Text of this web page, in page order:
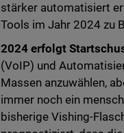
stärker automatisiert
Tools im Jahr 2024 zu
2024 erfolgt
(VoIP) und
Massen anzuwählen,
immer noch ein
bisherige Vishing-